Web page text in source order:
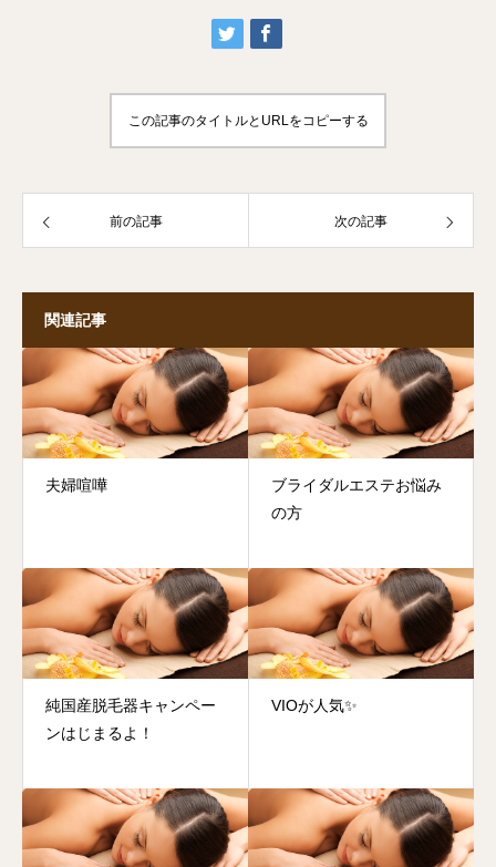
この記事のタイトルとURLをコピーする
前の記事 次の記事
関連記事
夫婦喧嘩
ブライダルエステお悩み
の方
純国産脱毛器キャンペー
ンはじまるよ！
VIOが人気✨